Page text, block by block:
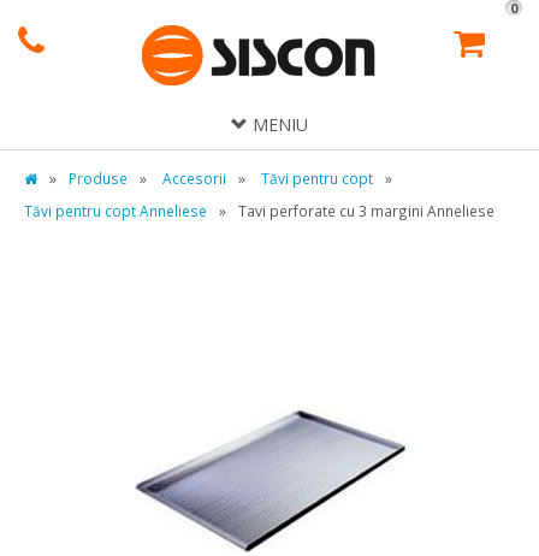
0
MENIU
» Produse » Accesorii » Tăvi pentru copt
»
Tăvi pentru copt Anneliese
» Tavi perforate cu 3 margini Anneliese